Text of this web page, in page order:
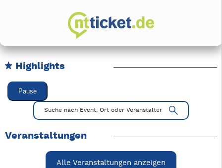
Highlights
Karussell Veranstaltungen überspringen
Pause
Mit Tab zu den Steuerelementen wechseln. Mit Pfeiltasten
Suche nach Event, Ort oder Veranstalter
Veranstaltungen
Alle Veranstaltungen anzeigen